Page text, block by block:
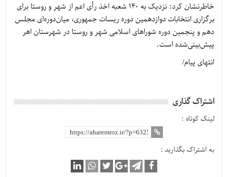
خاطرنشان کرد: نزدیک به 140 شعبه اخذ رأی اعم از شهر و روستا برای
برگزاری انتخابات دوازدهمین دوره ریسات جمهوری، میان‌دوره‌ای مجلس
دهم و پنجمین دوره شوراهای اسلامی شهر و روستا در شهرستان اهر
پیش‌بینی‌شده است.
انتهای پیام/
اشتراک گذاری
لینک کوتاه :
به اشتراک بگذارید :